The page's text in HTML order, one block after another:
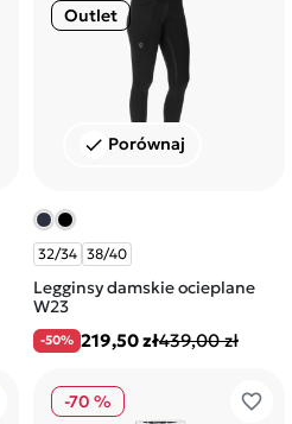
check Porównaj
Outlet
32/34 38/40
Legginsy damskie ocieplane
W23
-50% 219,50 zł439,00 zł
favorite_border
-70 %